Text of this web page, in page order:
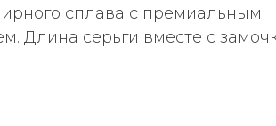
сплава с премиальным
Длина серьги вместе с